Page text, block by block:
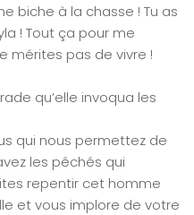
biche à la chasse ! Tu as
! Tout ça pour me
mérites pas de vivre !
qu’elle invoqua les
qui nous permettez de
les pêchés qui
repentir cet homme
et vous implore de votre